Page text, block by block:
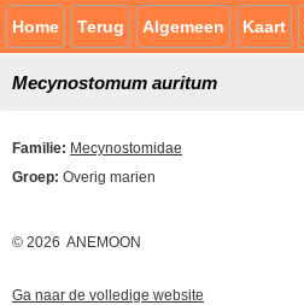
Home Terug Algemeen Kaart
Mecynostomum auritum
Familie: Mecynostomidae
Groep: Overig marien
© 2026 ANEMOON
Ga naar de volledige website